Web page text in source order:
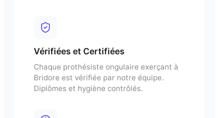
Vérifiées et Certifiées
Chaque prothésiste ongulaire exerçant à
Bridore est vérifiée par notre équipe.
Diplômes et hygiène contrôlés.